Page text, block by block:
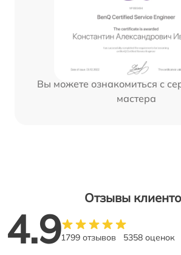
Вы можете ознакомиться с
мастера
Отзывы
4.91799 отзывов 5358 оценок